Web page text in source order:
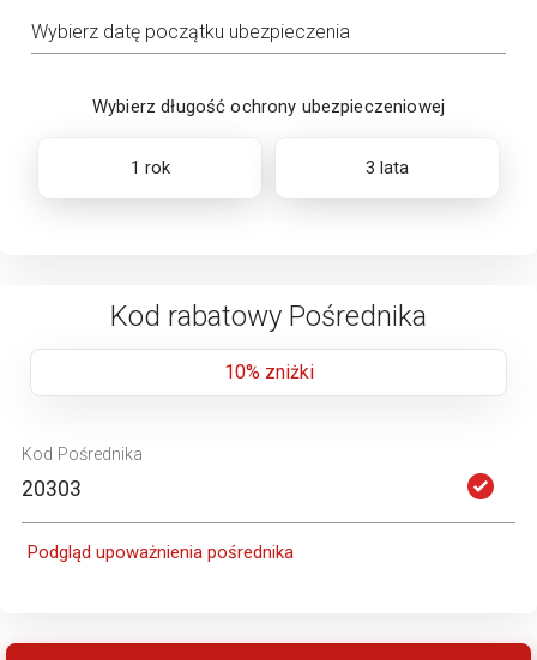
Wybierz datę początku ubezpieczenia
Wybierz długość ochrony ubezpieczeniowej
1 rok 3 lata
Kod rabatowy Pośrednika
10% zniżki
Kod Pośrednika
Podgląd upoważnienia pośrednika